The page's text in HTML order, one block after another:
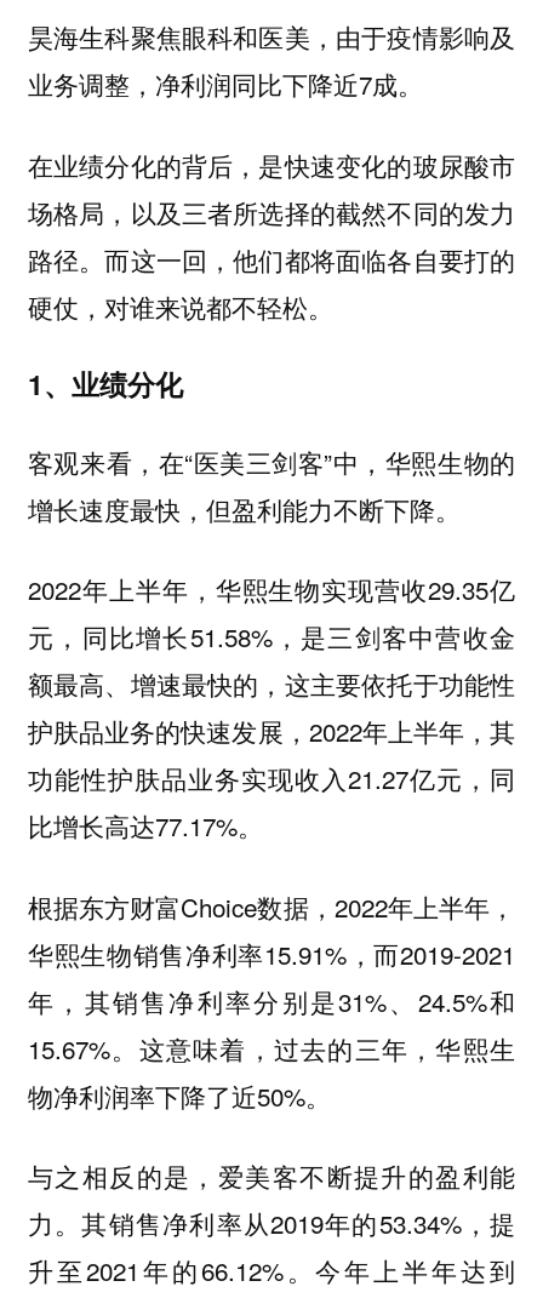
昊海生科聚焦眼科和医美，由于疫情影响及
业务调整，净利润同比下降近7成。
在业绩分化的背后，是快速变化的玻尿酸市
场格局，以及三者所选择的截然不同的发力
路径。而这一回，他们都将面临各自要打的
硬仗，对谁来说都不轻松。
1、业绩分化
客观来看，在“医美三剑客”中，华熙生物的
增长速度最快，但盈利能力不断下降。
2022年上半年，华熙生物实现营收29.35亿
元，同比增长51.58%，是三剑客中营收金
额最高、增速最快的，这主要依托于功能性
护肤品业务的快速发展，2022年上半年，其
功能性护肤品业务实现收入21.27亿元，同
比增长高达77.17%。
根据东方财富Choice数据，2022年上半年，
华熙生物销售净利率15.91%，而2019-2021
年，其销售净利率分别是31%、24.5%和
15.67%。这意味着，过去的三年，华熙生
物净利润率下降了近50%。
与之相反的是，爱美客不断提升的盈利能
力。其销售净利率从2019年的53.34%，提
升至2021年的66.12%。今年上半年达到